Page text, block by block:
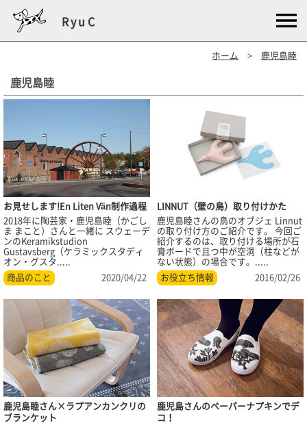
RyuC
ホーム > 鹿児島睦
鹿児島睦
お見せします!En Liten Vän制作過程
2018年に陶芸家・鹿児島睦（かごし
ま まこと）さんと一緒に スウェーデ
ンのKeramikstudion
Gustavsberg（ケラミックスタディ
オン・グスタ.....
商品のこと
2020/04/22
LINNUT（壁の鳥）取り付けかた
鹿児島睦さんの鳥のオブジェ Linnut
の取り付け方のご紹介です。 今回ご
紹介するのは、取り付ける場所が石
膏ボードで且つ中が空洞（柱などが
ない状態）の場合です。.....
お役立ち情報
2016/02/26
鹿児島睦さん×ラプアンカンクリの
ブランケット
鹿児島さんのペーパーナプキンでデ
コ！